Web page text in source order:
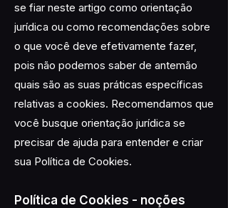
se fiar neste artigo como orientação
jurídica ou como recomendações sobre
o que você deve efetivamente fazer,
pois não podemos saber de antemão
quais são as suas práticas específicas
relativas a cookies. Recomendamos que
você busque orientação jurídica se
precisar de ajuda para entender e criar
sua Política de Cookies.
Política de Cookies - noções